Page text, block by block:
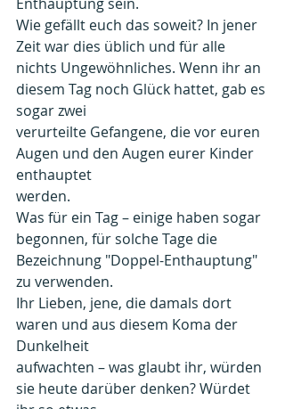
Wie gefällt euch das soweit? In jener
Zeit war dies üblich und für alle
nichts Ungewöhnliches. Wenn ihr an
diesem Tag noch Glück hattet, gab es
sogar zwei
verurteilte Gefangene, die vor euren
Augen und den Augen eurer Kinder
enthauptet
werden.
Was für ein Tag – einige haben sogar
begonnen, für solche Tage die
Bezeichnung "Doppel-Enthauptung"
zu verwenden.
Ihr Lieben, jene, die damals dort
waren und aus diesem Koma der
Dunkelheit
aufwachten – was glaubt ihr, würden
sie heute darüber denken? Würdet